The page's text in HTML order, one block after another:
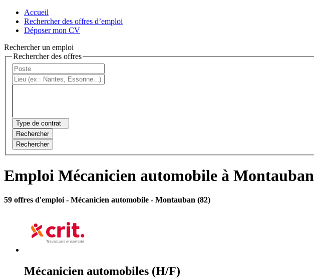
Accueil
Rechercher des offres d’emploi
Déposer mon CV
Rechercher un emploi
Rechercher des offres
Type de contrat
Rechercher
Rechercher
Emploi Mécanicien automobile à Montauban
59 offres d'emploi - Mécanicien automobile - Montauban (82)
Mécanicien automobiles (H/F)